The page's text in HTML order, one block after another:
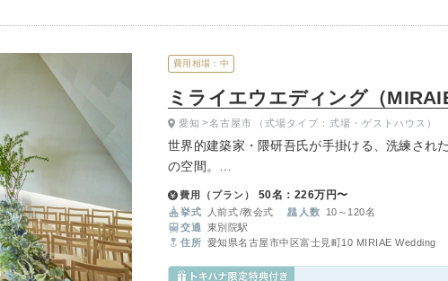
ミライエウエディング（
費用相場：中
世界的建築家・隈研吾氏が手掛ける、洗練され
の空間。
自然光があふれる全天候型の設計で、上質な特
口コミで大好評の絶品レストランの料理で、ゲ
別な一日を。
愛知 名古屋市 （式場タイプ：式場・ゲストハウス）
費用（プラン） 50名：226万円〜
挙式 人前式 教会式 人数
10～120名
交通
東別院駅
住所 愛知県名古屋市中区富士見町10 MIRIAE Wedding